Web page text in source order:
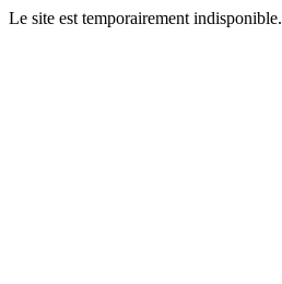
Le site est temporairement indisponible.